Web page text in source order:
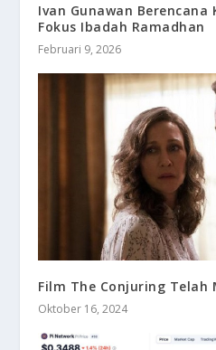
Ivan Gunawan Berencana
Fokus Ibadah Ramadhan
Februari 9, 2026
Film The Conjuring Telah
Oktober 16, 2024